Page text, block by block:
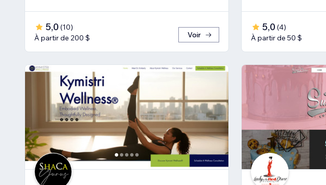
5,0 (10)
À partir de 200 $
Voir
5,0 (4)
À partir de 50 $